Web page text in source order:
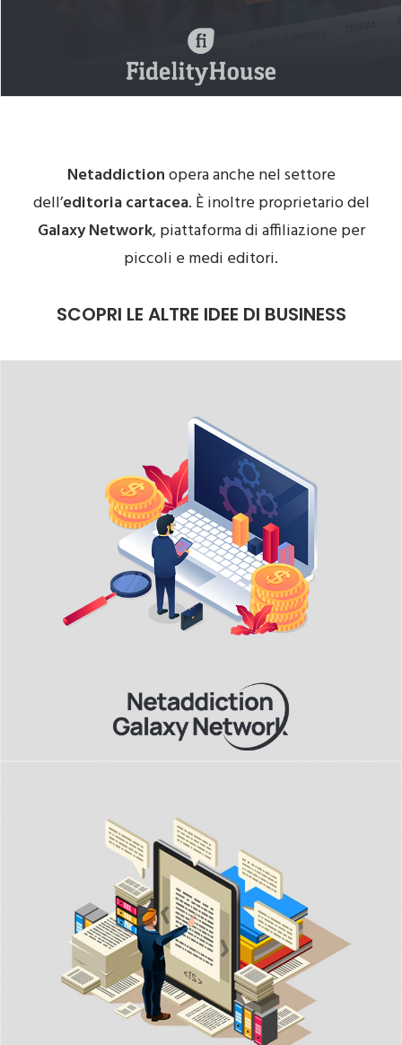
Netaddictionopera anche nel settore
dell’editoria cartacea. È inoltre proprietario del
Galaxy Network, piattaforma di affiliazione per
piccoli e medi editori.
SCOPRI LE ALTRE IDEE DI BUSINESS